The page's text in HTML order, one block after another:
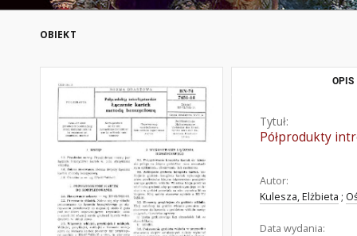
OBIEKT
OPIS
Tytuł:
Półprodukty
Autor:
Kulesza, Elżbieta ;
Data wydania: